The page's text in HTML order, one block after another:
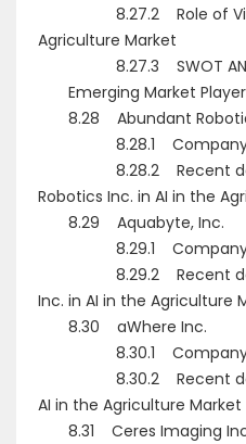
8.27.2 Role of
Agriculture Market
8.27.3 SWOT
Emerging Market
8.28 Abundant
8.28.1 Company
8.28.2 Recent
Robotics Inc. in AI in the
8.29 Aquabyte, Inc.
8.29.1 Company
8.29.2 Recent
Inc. in AI in the Agriculture
8.30 aWhere Inc.
8.30.1 Company
8.30.2 Recent
AI in the Agriculture Market
8.31 Ceres Imaging